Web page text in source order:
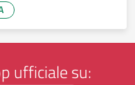
ufficiale su: